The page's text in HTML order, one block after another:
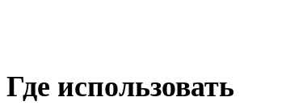
Где использовать